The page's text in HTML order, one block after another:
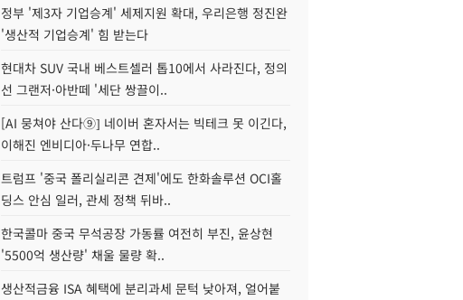
정부 '제3자 기업승계' 세제지원 확대, 우리은행 정진완
'생산적 기업승계' 힘 받는다
현대차 SUV 국내 베스트셀러 톱10에서 사라진다, 정의
선 그랜저·아반떼 '세단 쌍끌이..
[AI 뭉쳐야 산다⑨] 네이버 혼자서는 빅테크 못 이긴다,
이해진 엔비디아·두나무 연합..
트럼프 '중국 폴리실리콘 견제'에도 한화솔루션 OCI홀
딩스 안심 일러, 관세 정책 뒤바..
한국콜마 중국 무석공장 가동률 여전히 부진, 윤상현
'5500억 생산량' 채울 물량 확..
생산적금융 ISA 혜택에 분리과세 문턱 낮아져, 얼어붙